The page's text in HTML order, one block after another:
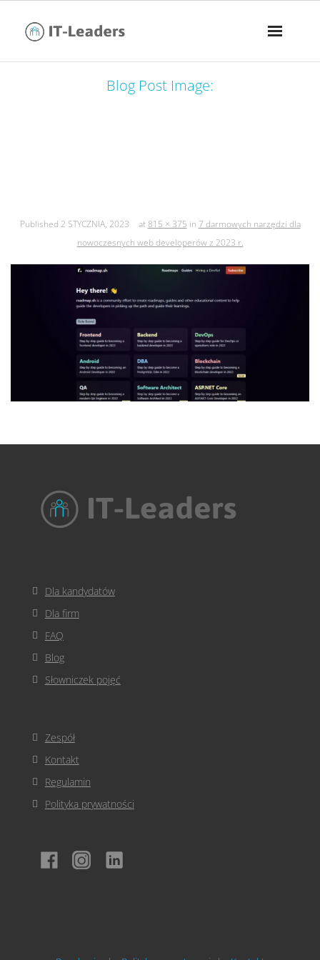
Blog Post Image:
Published 2 STYCZNIA, 2023 at815 × 375 in 7 darmowych narzędzi dla
nowoczesnych web developerów z 2023 r.
Dla kandydatów
Dla firm
FAQ
Blog
Słowniczek pojęć
Zespół
Kontakt
Regulamin
Polityka prywatności